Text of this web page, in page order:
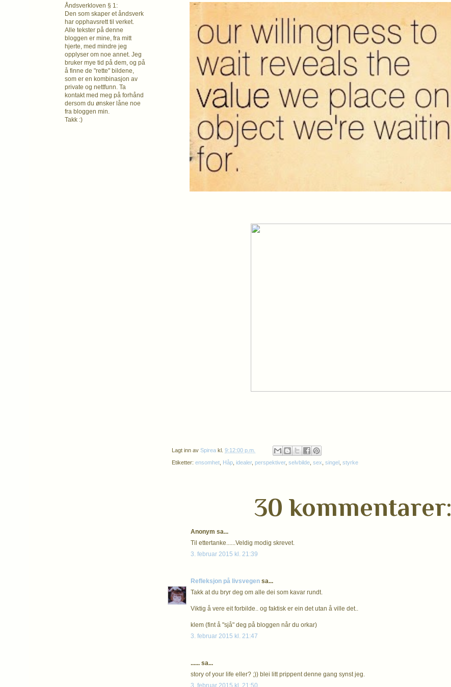
Lagt inn av Spirea kl. 9:12:00 p.m.
Etiketter: ensomhet Håp idealer, perspektiver, selvbilde sex singel styrke
30 kommentarer:
Anonym sa...
Til ettertanke......Veldig modig skrevet.
3. februar 2015 kl. 21:39
Refleksjon på livsvegen sa...
Takk at du bryr deg om alle dei som kavar rundt.
Viktig å vere eit forbilde.. og faktisk er ein det utan å ville det..
klem (fint å "sjå" deg på bloggen når du orkar)
3. februar 2015 kl. 21:47
...... sa...
story of your life eller? ;)) blei litt prippent denne gang synst jeg.
3. februar 2015 kl. 21:50
Åndsverkloven § 1:
Den som skaper et åndsverk
har opphavsretttil verket.
Alle tekster på denne
bloggen er mine, fra mitt
hjerte, med mindre jeg
opplyser om noe annet. Jeg
bruker mye tid på dem, og på
å finne de "rette" bildene,
som er en kombinasjon av
private og nettfunn. Ta
kontakt med meg på forhånd
dersom du ønsker låne noe
fra bloggen min.
Takk :)